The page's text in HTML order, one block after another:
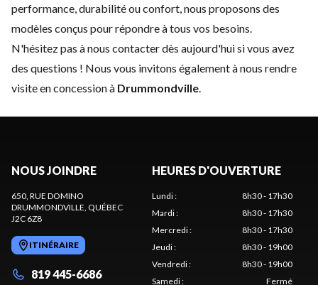
performance, durabilité ou confort, nous proposons des
modèles conçus pour répondre à tous vos besoins.
N'hésitez pas ànous contacterdès aujourd'hui si vous avez
des questions ! Nous vous invitons également à nous rendre
visite en concession à Drummondville.
NOUS JOINDRE
650, RUE DOMINO
DRUMMONDVILLE , QUÉBEC
J2C 6Z8
ITINÉRAIRE
819 445-6686
HEURES D'OUVERTURE
Lundi:
8h30 - 17h30
Mardi:
8h30 - 17h30
Mercredi:
8h30 - 17h30
Jeudi:
8h30 - 19h00
Vendredi:
8h30 - 19h00
Samedi: Fermé